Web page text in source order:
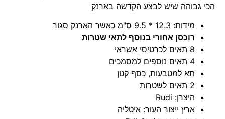
הכי גבוהה שיש לבצע הקדשה בארנק
מידות: 12.3 * 9.5 ס"מ כאשר הארנק סגור
רוכסן אחורי בנוסף לתאי שטרות
8 תאים לכרטיסי אשראי
4 תאים נוספים למסמכים
תא למטבעות, כסף קטן
2 תאים לשטרות
היצרן: Rudi
ארץ ייצור העור: איטליה